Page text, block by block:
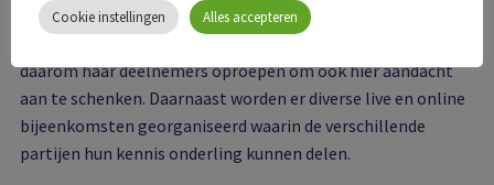
nog meer aandacht krijgen. Het Platform
daarom haar deelnemers oproepen om ook hier aandacht
aan te schenken. Daarnaast worden er diverse live en online
bijeenkomsten georganiseerd waarin de verschillende
partijen hun kennis onderling kunnen delen.
Cookie instellingen Alles accepteren